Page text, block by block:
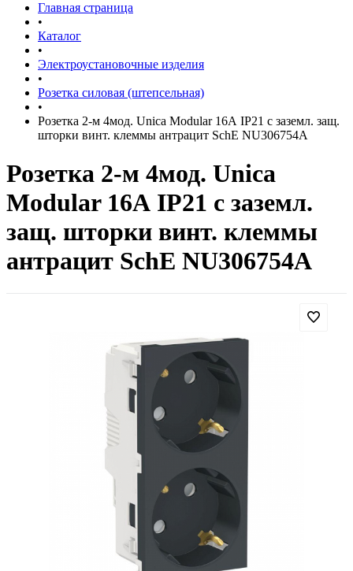
Главная страница
•
Каталог
•
Электроустановочные изделия
•
Розетка силовая (штепсельная)
•
Розетка 2-м 4мод. Unica Modular 16А IP21 с заземл. защ.
шторки винт. клеммы антрацит SchE NU306754A
Розетка 2-м 4мод. Unica
Modular 16А IP21 с заземл.
защ. шторки винт. клеммы
антрацит SchE NU306754A